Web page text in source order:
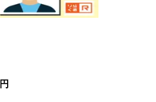
円